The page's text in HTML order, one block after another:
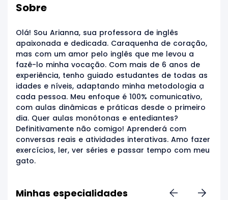
Sobre
Olá! Sou Arianna, sua professora de inglês
apaixonada e dedicada. Caraquenha de coração,
mas com um amor pelo inglês que me levou a
fazê-lo minha vocação. Com mais de 6 anos de
experiência, tenho guiado estudantes de todas as
idades e níveis, adaptando minha metodologia a
cada pessoa. Meu enfoque é 100% comunicativo,
com aulas dinâmicas e práticas desde o primeiro
dia. Quer aulas monótonas e entediantes?
Definitivamente não comigo! Aprenderá com
conversas reais e atividades interativas. Amo fazer
exercícios, ler, ver séries e passar tempo com meu
gato.
Minhas especialidades